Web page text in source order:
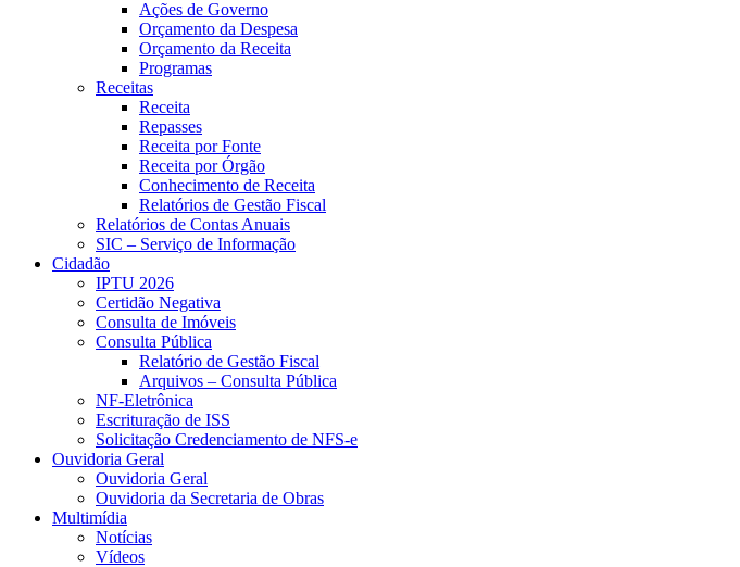
Ações de Governo
Orçamento da Despesa
Orçamento da Receita
Programas
Receitas
Receita
Repasses
Receita por Fonte
Receita por Órgão
Conhecimento de Receita
Relatórios de Gestão Fiscal
Relatórios de Contas Anuais
SIC – Serviço de Informação
Cidadão
IPTU 2026
Certidão Negativa
Consulta de Imóveis
Consulta Pública
Relatório de Gestão Fiscal
Arquivos – Consulta Pública
NF-Eletrônica
Escrituração de ISS
Solicitação Credenciamento de NFS-e
Ouvidoria Geral
Ouvidoria Geral
Ouvidoria da Secretaria de Obras
Multimídia
Notícias
Vídeos